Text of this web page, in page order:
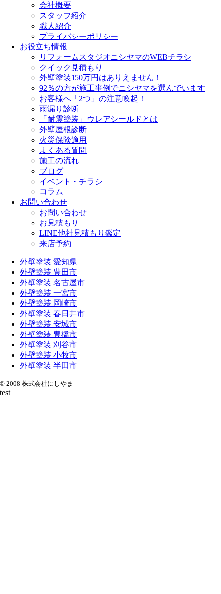
会社概要
スタッフ紹介
職人紹介
プライバシーポリシー
お役立ち情報
リフォームスタジオニシヤマのWEBチラシ
クイック見積もり
外壁塗装150万円はありえません！
92％の方が施工事例でニシヤマを選んでいます
お客様へ「2つ」の注意喚起！
雨漏り診断
「耐震塗装」ウレアシールドとは
外壁屋根診断
火災保険適用
よくある質問
施工の流れ
ブログ
イベント・チラシ
コラム
お問い合わせ
お問い合わせ
お見積もり
LINE他社見積もり鑑定
来店予約
外壁塗装 愛知県
外壁塗装 豊田市
外壁塗装 名古屋市
外壁塗装 一宮市
外壁塗装 岡崎市
外壁塗装 春日井市
外壁塗装 安城市
外壁塗装 豊橋市
外壁塗装 刈谷市
外壁塗装 小牧市
外壁塗装 半田市
© 2008 株式会社にしやま
test